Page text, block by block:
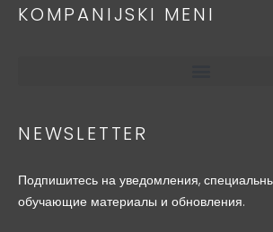
KOMPANIJSKI MENI
NEWSLETTER
Подпишитесь на уведомления,
обучающие материалы и обновления.